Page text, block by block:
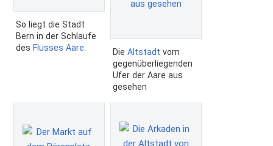
So liegt die Stadt
Bern in der Schlaufe
des Flusses Aare Die Altstadt vom
gegenüberliegenden
Ufer der Aare aus
gesehen